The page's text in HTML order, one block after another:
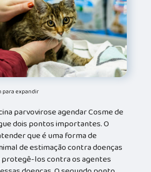
para expandir
parvovirose agendar Cosme de
dois pontos importantes. O
que é uma forma de
de estimação contra doenças
protegê-los contra os agentes